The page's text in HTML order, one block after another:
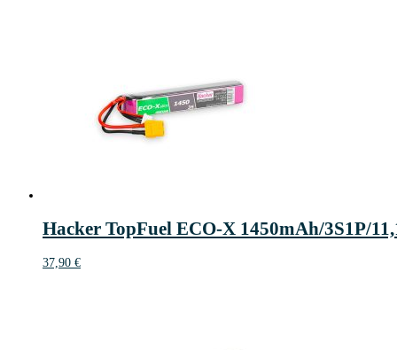
Hacker TopFuel ECO-X 1450mAh/3S1P/
37,90 €